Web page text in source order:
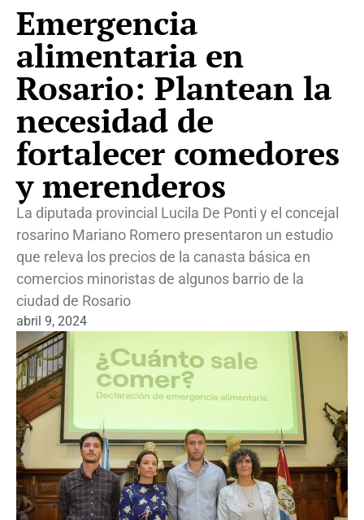
Emergencia
alimentaria en
Rosario: Plantean la
necesidad de
fortalecer comedores
y merenderos
La diputada provincial Lucila De Ponti y el concejal
rosarino Mariano Romero presentaron un estudio
que releva los precios de la canasta básica en
comercios minoristas de algunos barrio de la
ciudad de Rosario
abril 9, 2024